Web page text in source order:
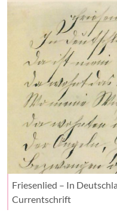
Friesenlied – In
Currentschrift